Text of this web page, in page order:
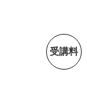
受講料